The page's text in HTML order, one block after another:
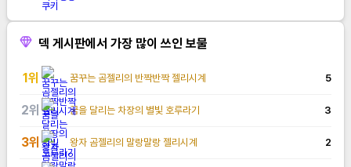
덱 게시판에서 가장 많이 쓰인 보물
1위 꿈꾸는 곰젤리의 반짝반짝 젤리시계 5
2위 꿈을 달리는 차장의 별빛 호루라기 3
3위 왕자 곰젤리의 말랑말랑 젤리시계 2